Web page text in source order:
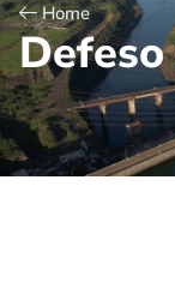
Home
Defeso